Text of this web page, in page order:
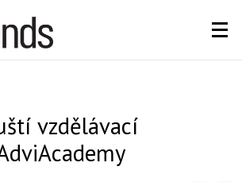
vzdělávací